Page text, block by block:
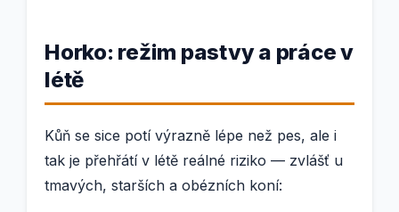
Horko: režim pastvy a práce v
létě
Kůň se sice potí výrazně lépe než pes, ale i
tak je přehřátí v létě reálné riziko — zvlášť u
tmavých, starších a obézních koní: